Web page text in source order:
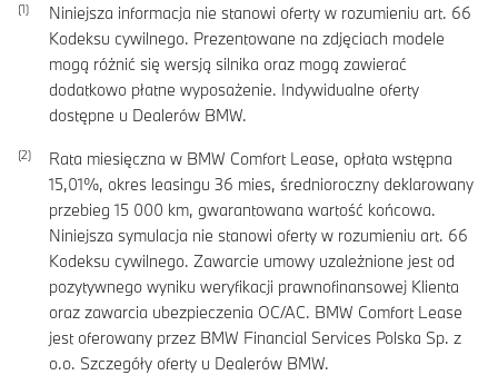
Niniejsza informacja nie stanowi oferty w rozumieniu art. 66
Kodeksu cywilnego. Prezentowane na zdjęciach modele
mogą różnić się wersją silnika oraz mogą zawierać
dodatkowo płatne wyposażenie. Indywidualne oferty
dostępne u Dealerów BMW.
Rata miesięczna w BMW Comfort Lease, opłata wstępna
15,01%, okres leasingu 36 mies, średnioroczny deklarowany
przebieg 15 000 km, gwarantowana wartość końcowa.
Niniejsza symulacja nie stanowi oferty w rozumieniu art. 66
Kodeksu cywilnego. Zawarcie umowy uzależnione jest od
pozytywnego wyniku weryfikacji prawnofinansowej Klienta
oraz zawarcia ubezpieczenia OC/AC. BMW Comfort Lease
jest oferowany przez BMW Financial Services Polska Sp. z
o.o. Szczegóły oferty u Dealerów BMW.